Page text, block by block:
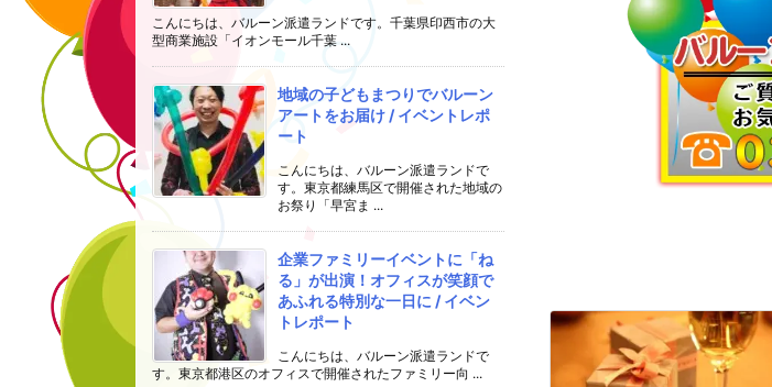
こんにちは、バルーン派遣ランドです。千葉県印西市の大
型商業施設「イオンモール千葉 ...
地域の子どもまつりでバルーン
アートをお届け / イベントレポ
ート
こんにちは、バルーン派遣ランドで
す。東京都練馬区で開催された地域の
お祭り「早宮ま ...
企業ファミリーイベントに「ね
る」が出演！オフィスが笑顔で
あふれる特別な一日に / イベン
トレポート
こんにちは、バルーン派遣ランドで
す。東京都港区のオフィスで開催されたファミリー向 ...